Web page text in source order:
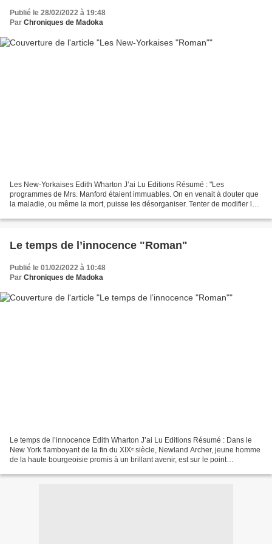
Publié le 28/02/2022 à 19:48
Par Chroniques de Madoka
Les New-Yorkaises Edith Wharton J’ai Lu Editions Résumé : "Les
programmes de Mrs. Manford étaient immuables. On en venait à douter que
la maladie, ou même la mort, puisse les désorganiser. Tenter de modifier la
Le temps de l’innocence "Roman"
Publié le 01/02/2022 à 10:48
Par Chroniques de Madoka
Le temps de l’innocence Edith Wharton J’ai Lu Editions Résumé : Dans le
New York flamboyant de la fin du XIXᵉ siècle, Newland Archer, jeune homme
de la haute bourgeoisie promis à un brillant avenir, est sur le point